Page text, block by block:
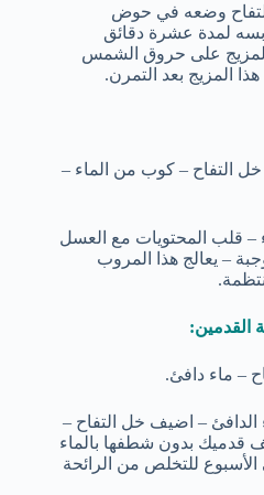
وضعه في حوض
بسه لمدة عشرة دقائق
على حروق الشمس
المزيج بعد التمرن.
التفاح – كوب من الماء –
– قلب المحتويات مع العسل
– يعالج هذا المروب
القدمين:
– ماء دافئ.
الدافئ – اضيف خل التفاح –
بدون شطفها بالماء
للتخلص من الرائحة